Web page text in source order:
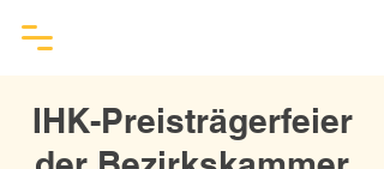
IHK-Preisträgerfeier